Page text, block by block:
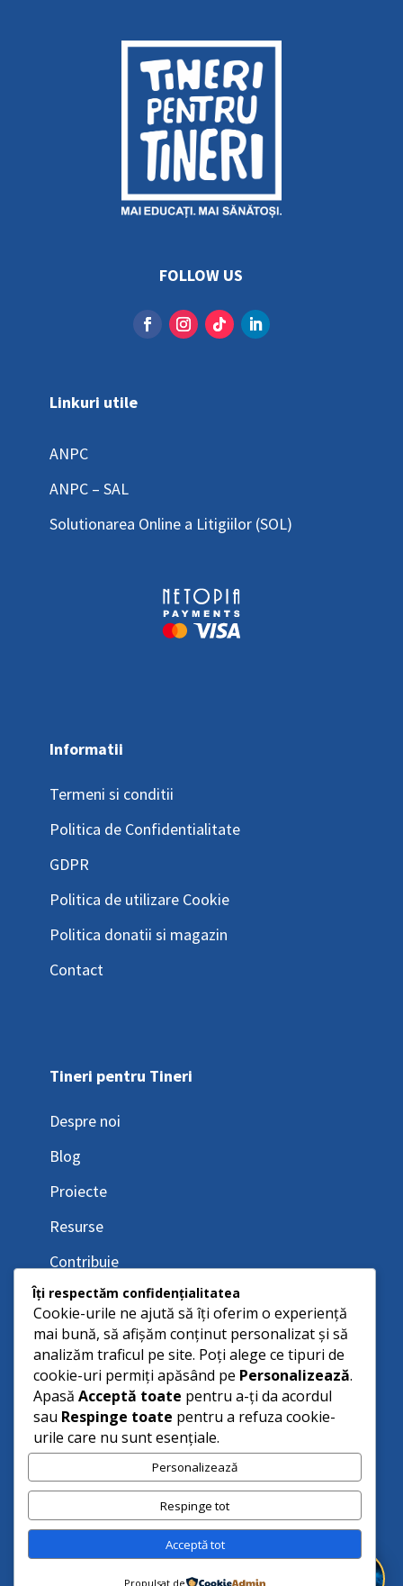
FOLLOW US
Linkuri utile
ANPC
ANPC – SAL
Solutionarea Online a Litigiilor (SOL)
Informatii
Termeni si conditii
Politica de Confidentialitate
GDPR
Politica de utilizare Cookie
Politica donatii si magazin
Contact
Tineri pentru Tineri
Despre noi
Blog
Proiecte
Resurse
Contribuie
Îți respectăm confidențialitatea
Cookie-urile ne ajută să îți oferim o experiență
mai bună, să afișăm conținut personalizat și să
analizăm traficul pe site. Poți alege ce tipuri de
cookie-uri permiți apăsând pe Personalizează.
Apasă Acceptă toate pentru a-ți da acordul
sau Respinge toate pentru a refuza cookie-
urile care nu sunt esențiale.
Personalizează
Respinge tot
Acceptă tot
Propulsat de